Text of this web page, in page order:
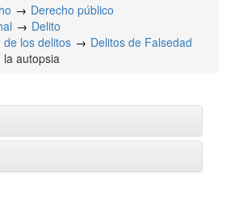
Derecho público
Delito
de los delitos
Delitos de Falsedad
autopsia